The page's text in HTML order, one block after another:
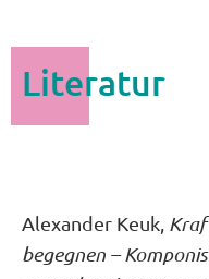
Literatur
Alexander Keuk,
begegnen –